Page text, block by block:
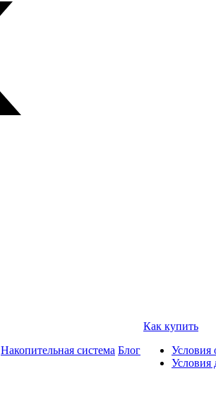
Накопительная система Блог
Как купить
Условия
Условия